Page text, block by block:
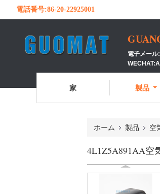
電話番号:86-20-22925001
電子メー
家 製品
ホーム 製品 空
4L1Z5A891AA空